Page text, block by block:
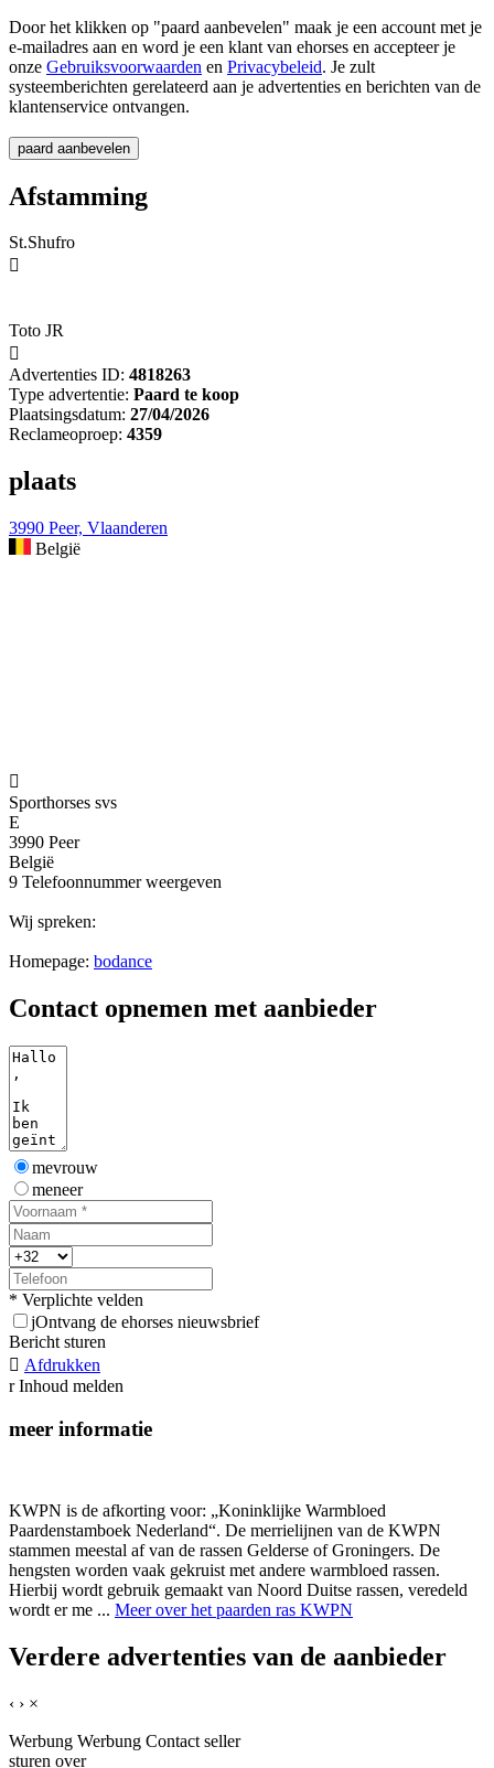
Door het klikken op "paard aanbevelen" maak je een account met je
e-mailadres aan en word je een klant van ehorses en accepteer je
onze Gebruiksvoorwaarden en Privacybeleid. Je zult
systeemberichten gerelateerd aan je advertenties en berichten van de
klantenservice ontvangen.
Afstamming
St.Shufro

Toto JR

Advertenties ID: 4818263
Type advertentie: Paard te koop
Plaatsingsdatum: 27/04/2026
Reclameoproep: 4359
plaats
3990 Peer, Vlaanderen
België

Sporthorses svs
E
3990 Peer
België
9 Telefoonnummer weergeven
Wij spreken:
Homepage: bodance
Contact opnemen met aanbieder
mevrouw
meneer
* Verplichte velden
jOntvang de ehorses nieuwsbrief
Bericht sturen
 Afdrukken
r Inhoud melden
meer informatie
KWPN is de afkorting voor: „Koninklijke Warmbloed
Paardenstamboek Nederland“. De merrielijnen van de KWPN
stammen meestal af van de rassen Gelderse of Groningers. De
hengsten worden vaak gekruist met andere warmbloed rassen.
Hierbij wordt gebruik gemaakt van Noord Duitse rassen, veredeld
wordt er me ... Meer over het paarden ras KWPN
Verdere advertenties van de aanbieder
‹ › ×
Werbung Werbung Contact seller
sturen over